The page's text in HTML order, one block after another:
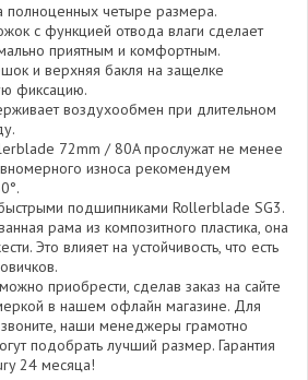
полноценных четыре размера.
с функцией отвода влаги сделает
приятным и комфортным.
и верхняя бакля на защелке
фиксацию.
воздухообмен при длительном
72mm / 80A прослужат не менее
износа рекомендуем
подшипниками Rollerblade SG3.
рама из композитного пластика, она
Это влияет на устойчивость, что есть
приобрести, сделав заказ на сайте
в нашем офлайн магазине. Для
звоните, наши менеджеры грамотно
подобрать лучший размер. Гарантия
24 месяца!